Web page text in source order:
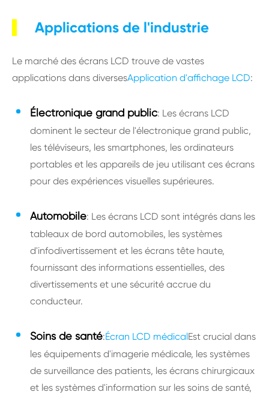
Applications de l'industrie
Le marché des écrans LCD trouve de vastes
applications dans diversesApplication d'affichage LCD:
Électronique grand public: Les écrans LCD
dominent le secteur de l'électronique grand public,
les téléviseurs, les smartphones, les ordinateurs
portables et les appareils de jeu utilisant ces écrans
pour des expériences visuelles supérieures.
Automobile: Les écrans LCD sont intégrés dans les
tableaux de bord automobiles, les systèmes
d'infodivertissement et les écrans tête haute,
fournissant des informations essentielles, des
divertissements et une sécurité accrue du
conducteur.
Soins de santé:Écran LCD médicalEst crucial dans
les équipements d'imagerie médicale, les systèmes
de surveillance des patients, les écrans chirurgicaux
et les systèmes d'information sur les soins de santé,